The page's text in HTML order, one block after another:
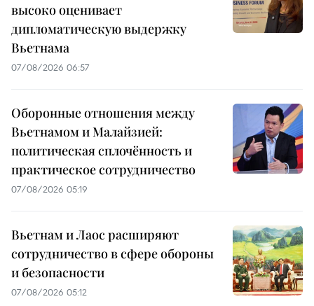
высоко оценивает
дипломатическую выдержку
Вьетнама
07/08/2026 06:57
Оборонные отношения между
Вьетнамом и Малайзией:
политическая сплочённость и
практическое сотрудничество
07/08/2026 05:19
Вьетнам и Лаос расширяют
сотрудничество в сфере обороны
и безопасности
07/08/2026 05:12